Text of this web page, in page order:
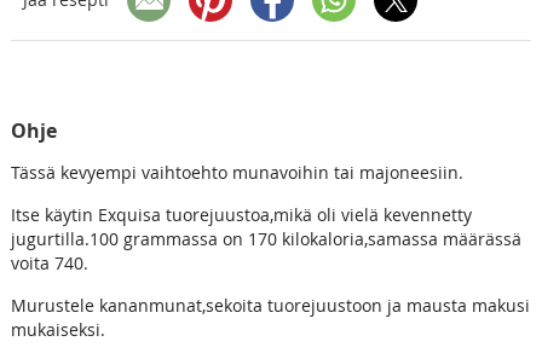
Ohje
Tässä kevyempi vaihtoehto munavoihin tai majoneesiin.
Itse käytin Exquisa tuorejuustoa,mikä oli vielä kevennetty
jugurtilla.100 grammassa on 170 kilokaloria,samassa määrässä
voita 740.
Murustele kananmunat,sekoita tuorejuustoon ja mausta makusi
mukaiseksi.